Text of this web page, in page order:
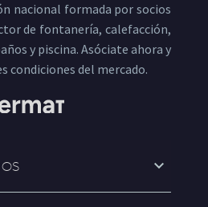
nacional formada por socios
de fontanería, calefacción,
y piscina. Asóciate ahora y
condiciones del mercado.